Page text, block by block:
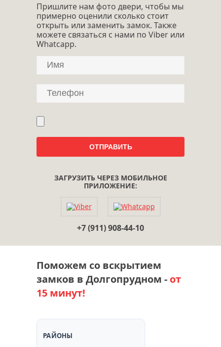
Пришлите нам фото двери, чтобы мы
примерно оценили сколько стоит
открыть или заменить замок. Также
можете связаться с нами по Viber или
Whatcapp.
ЗАГРУЗИТЬ ЧЕРЕЗ МОБИЛЬНОЕ
ПРИЛОЖЕНИЕ:
+7 (911) 908-44-10
Поможем со вскрытием
замков в Долгопрудном - от
15 минут!
РАЙОНЫ